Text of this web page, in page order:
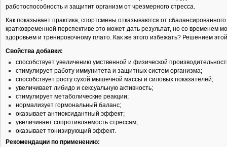
работоспособность и защитит организм от чрезмерного стресса.
Как показывает практика, спортсмены отказываются от
кратковременной перспективе это может дать результат, но со
здоровьем и тренировочному плато. Как же этого избежать? Решением
Свойства добавки:
способствует увеличению умственной и физической
стимулирует работу иммунитета и защитных систем организма;
способствует росту сухой мышечной массы и силовых показателей;
увеличивает либидо и сексуальную активность;
стимулирует метаболические реакции;
нормализует гормональный баланс;
оказывает антиоксидантный эффект;
увеличивает сопротивляемость стрессам;
оказывает тонизирующий эффект.
Рекомендации по применению: